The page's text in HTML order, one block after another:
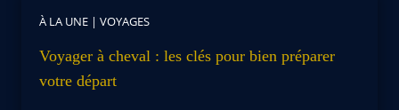
À LA UNE | VOYAGES
Voyager à cheval : les clés pour bien préparer
votre départ